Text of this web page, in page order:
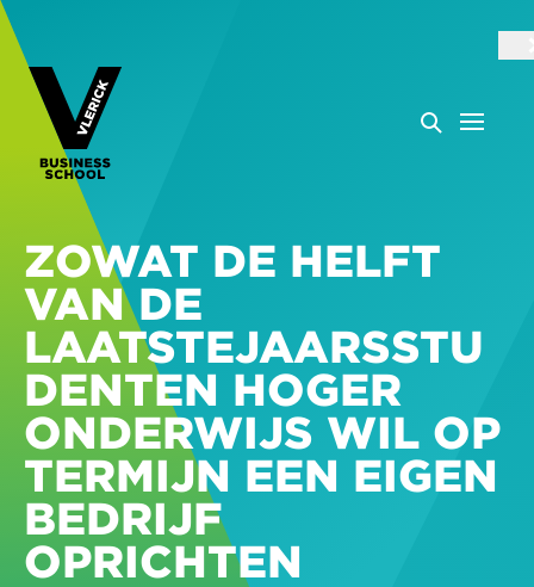
ZOWAT DE HELFT
VAN DE
LAATSTEJAARSSTU
DENTEN HOGER
ONDERWIJS WIL OP
TERMIJN EEN EIGEN
BEDRIJF
OPRICHTEN